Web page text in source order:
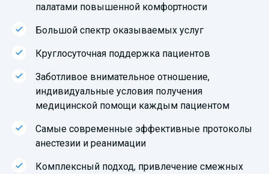
палатами повышенной комфортности
Большой спектр оказываемых услуг
Круглосуточная поддержка пациентов
Заботливое внимательное отношение,
индивидуальные условия получения
медицинской помощи каждым пациентом
Самые современные эффективные протоколы
анестезии и реанимации
Комплексный подход, привлечение смежных